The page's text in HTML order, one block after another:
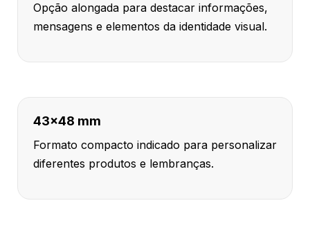
Opção alongada para destacar informações,
mensagens e elementos da identidade visual.
43x48 mm
Formato compacto indicado para personalizar
diferentes produtos e lembranças.